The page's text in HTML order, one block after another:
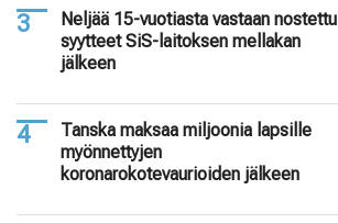
Neljää 15-vuotiasta vastaan nostettu
syytteet SiS-laitoksen mellakan
jälkeen
Tanska maksaa miljoonia lapsille
myönnettyjen
koronarokotevaurioiden jälkeen